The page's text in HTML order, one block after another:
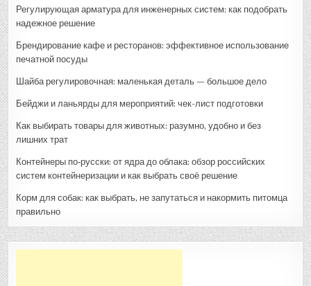
Регулирующая арматура для инженерных систем: как подобрать
надежное решение
Брендирование кафе и ресторанов: эффективное использование
печатной посуды
Шайба регулировочная: маленькая деталь — большое дело
Бейджи и ланьярды для мероприятий: чек-лист подготовки
Как выбирать товары для животных: разумно, удобно и без
лишних трат
Контейнеры по‑русски: от ядра до облака: обзор российских
систем контейнеризации и как выбрать своё решение
Корм для собак: как выбрать, не запутаться и накормить питомца
правильно